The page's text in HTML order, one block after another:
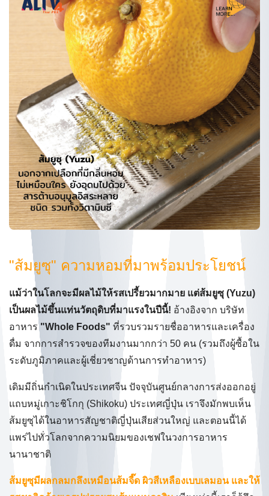
"ส้มยูซุ" ความหอมที่มาพร้อมประโยชน์
แม้ว่าในโลกจะมีผลไม้ให้รสเปรี้ยวมากมาย แต่ส้มยูซุ (Yuzu)
เป็นผลไม้ขึ้นแท่นวัตถุดิบที่มาแรงในปีนี้! อ้างอิงจาก บริษัท
อาหาร"Whole Foods" ที่รวบรวมรายชื่ออาหารและเครื่อง
ดื่ม จากการสำรวจของทีมงานมากกว่า 50 คน (รวมถึงผู้ซื้อใน
ระดับภูมิภาคและผู้เชี่ยวชาญด้านการทำอาหาร)
เดิมมีถิ่นกำเนิดในประเทศจีน ปัจจุบันศูนย์กลางการส่งออกอยู่
แถบหมู่เกาะชิโกกุ (Shikoku) ประเทศญี่ปุ่น เราจึงมักพบเห็น
ส้มยูซุได้ในอาหารสัญชาติญี่ปุ่นเสียส่วนใหญ่ และตอนนี้ได้
แพร่ไปทั่วโลกจากความนิยมของเชฟในวงการอาหาร
นานาชาติ
ส้มยูซุมีผลกลมกลึงเหมือนส้มจี๊ด ผิวสีเหลืองเบบเลมอน และให้